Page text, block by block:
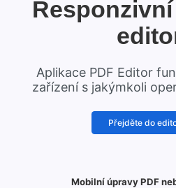
Aplikace PDF Editor
zařízení s jakýmkoli
Přejděte do
Mobilní úpravy PDF